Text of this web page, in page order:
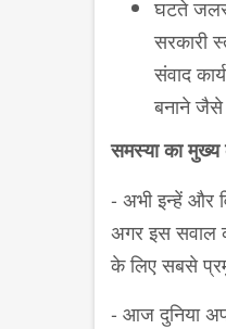
घटते
सरकारी
संवाद
बनाने जैसे
समस्या का
- अभी इन्हें और
अगर इस सवाल
के लिए सबसे
- आज दुनिया